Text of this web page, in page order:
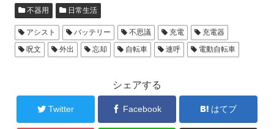
e
b
o
k
er
不器用 日常生活
アシスト バッテリー 不思議 充電
充電器
呪文
外出 忘却 自転車 連呼 電動自転車
シェアする
Twitter Facebook はてブ